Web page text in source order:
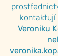
Veroniku